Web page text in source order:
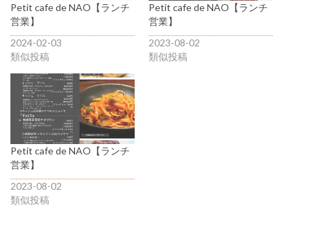
Petit cafe de NAO【ランチ
営業】
2024-02-03
類似投稿
Petit cafe de NAO【ランチ
営業】
2023-08-02
類似投稿
Petit cafe de NAO【ランチ
営業】
2023-08-02
類似投稿